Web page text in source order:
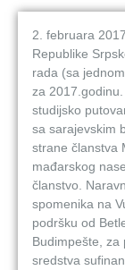
2. februara
Republike
rada (sa
za
studijsko
sa sarajevskim
strane članstva
mađarskog
članstvo.
spomenika na
podršku od
Budimpešte, za
sredstva